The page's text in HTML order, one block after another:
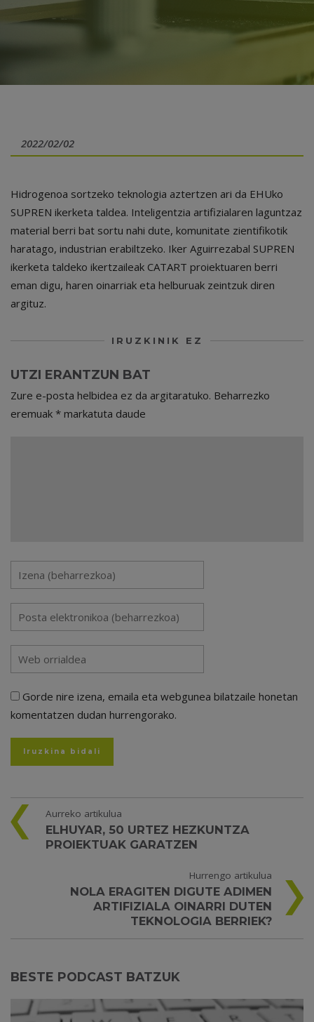
2022/02/02
Hidrogenoa sortzeko teknologia aztertzen ari da EHUko
SUPREN ikerketa taldea. Inteligentzia artifizialaren laguntzaz
material berri bat sortu nahi dute, komunitate zientifikotik
haratago, industrian erabiltzeko. Iker Aguirrezabal SUPREN
ikerketa taldeko ikertzaileak CATART proiektuaren berri
eman digu, haren oinarriak eta helburuak zeintzuk diren
argituz.
IRUZKINIK EZ
UTZI ERANTZUN BAT
Zure e-posta helbidea ez da argitaratuko. Beharrezko
eremuak * markatuta daude
Gorde nire izena, emaila eta webgunea bilatzaile honetan
komentatzen dudan hurrengorako.
Aurreko artikulua
ELHUYAR, 50 URTEZ HEZKUNTZA
PROIEKTUAK GARATZEN
Hurrengo artikulua
NOLA ERAGITEN DIGUTE ADIMEN
ARTIFIZIALA OINARRI DUTEN
TEKNOLOGIA BERRIEK?
BESTE PODCAST BATZUK